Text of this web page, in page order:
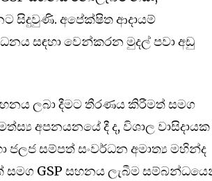
සිදුවුණි. අපේක්ෂිත ආදායම්
සඳහා වෙන්කරන මුදල් පවා අඩු
ලබා දීමට තීරණය කිරීමත් සමග
අපනයනයේ දී ද, විශාල වාසිදායක
ජලජ සම්පත් සංවර්ධන අමාත්‍ය මහින්ද
සමග GSP සහනය ලැබීම